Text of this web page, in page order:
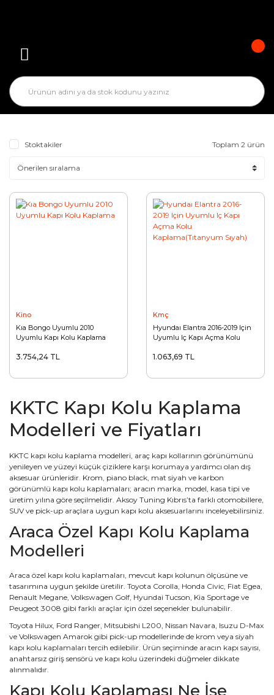
Stoktakiler Toplam 2 ürün
Kino
Kıa Bongo Uyumlu 2010
Uyumlu Kapı Kolu Kaplama
3.754,24 TL
Kmç
Hyundaı Elantra 2016-2019 Için
Uyumlu Iç Kapı Açma Kolu
1.063,69 TL
KKTC Kapı Kolu Kaplama
Modelleri ve Fiyatları
KKTC kapı kolu kaplama modelleri, araç kapı kollarının görünümünü
yenileyen ve yüzeyi küçük çiziklere karşı korumaya yardımcı olan dış
aksesuar ürünleridir. Krom, piano black, mat siyah ve karbon
görünümlü kapı kolu kaplamaları; aracın marka, model, kasa tipi ve
üretim yılına göre seçilmelidir. Aksoy Tuning Kıbrıs’ta farklı otomobillere,
SUV ve pick-up araçlara uygun kapı kolu aksesuarlarını inceleyebilirsiniz.
Araca Özel Kapı Kolu Kaplama
Modelleri
Araca özel kapı kolu kaplamaları, mevcut kapı kolunun ölçüsüne ve
tasarımına uygun şekilde üretilir. Toyota Corolla, Honda Civic, Fiat Egea,
Renault Megane, Volkswagen Golf, Hyundai Tucson, Kia Sportage ve
Peugeot 3008 gibi farklı araçlar için özel seçenekler bulunabilir.
Toyota Hilux, Ford Ranger, Mitsubishi L200, Nissan Navara, Isuzu D-Max
ve Volkswagen Amarok gibi pick-up modellerinde de krom veya siyah
kapı kolu kaplamaları tercih edilebilir. Ürün seçiminde aracın kapı sayısı,
anahtarsız giriş sensörü ve kapı kolu üzerindeki düğmeler dikkate
alınmalıdır.
Kapı Kolu Kaplaması Ne İşe